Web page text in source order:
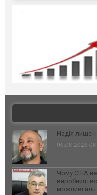
Надія лише
06.08.2026
Чому США не
можливі